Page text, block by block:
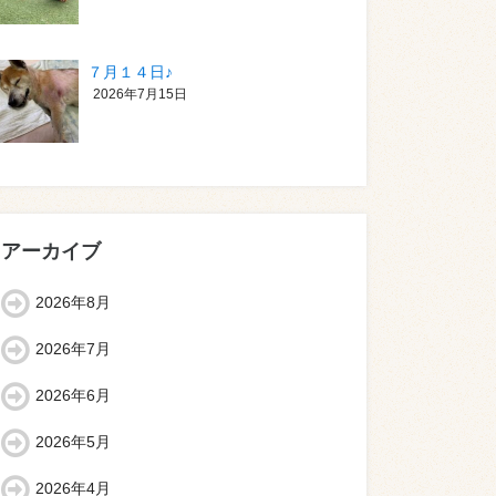
７月１４日♪
2026年7月15日
アーカイブ
2026年8月
2026年7月
2026年6月
2026年5月
2026年4月